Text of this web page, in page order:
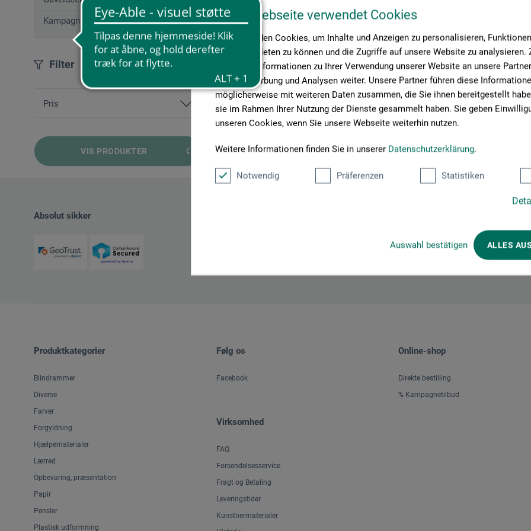
Diese Webseite verwendet Cookies
Wir verwenden Cookies, um Inhalte und Anzeigen zu personalisieren,
Medien anbieten zu können und die Zugriffe auf unsere Website zu analysieren.
geben wir Informationen zu Ihrer Verwendung unserer Website an unsere
Medien, Werbung und Analysen weiter. Unsere Partner führen diese
möglicherweise mit weiteren Daten zusammen, die Sie ihnen bereitgestellt
sie im Rahmen Ihrer Nutzung der Dienste gesammelt haben. Sie geben
unseren Cookies, wenn Sie unsere Webseite weiterhin nutzen.
Weitere Informationen finden Sie in unserer Datenschutzerklärung.
Notwendig Präferenzen Statistiken
Auswahl bestätigen ALLES
Kampagnetilbud
Filter
Pris
VIS PRODUKTER
Absolut sikker
Produktkategorier
Blindrammer
Diverse
Farver
Forgyldning
Hjælpematerialer
Lærred
Opbevaring, præsentation
Papir
Pensler
Plastisk udformning
Følg os
Facebook
Virksomhed
FAQ
Forsendelsesservice
Fragt og Betaling
Leveringstider
Kunstnermaterialer
Online-shop
Direkte bestilling
% Kampagnetilbud